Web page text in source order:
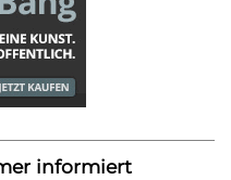
informiert